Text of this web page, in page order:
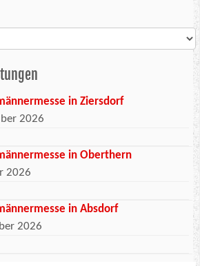
in Ziersdorf
2026
in Oberthern
2026
in Absdorf
2026